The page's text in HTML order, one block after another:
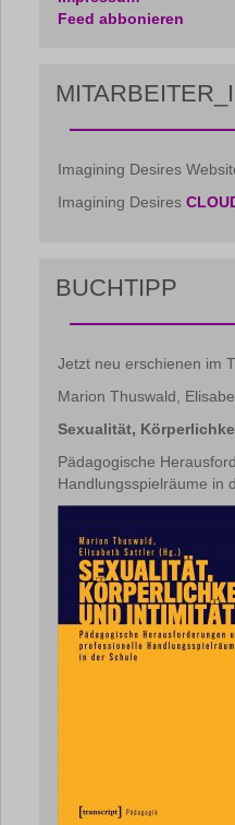
Feed abbonieren
Imagining Desires
Imagining Desires
BUCHTIPP
Jetzt neu erschienen im
Marion Thuswald,
Sexualität,
Pädagogische
Handlungsspielräume in